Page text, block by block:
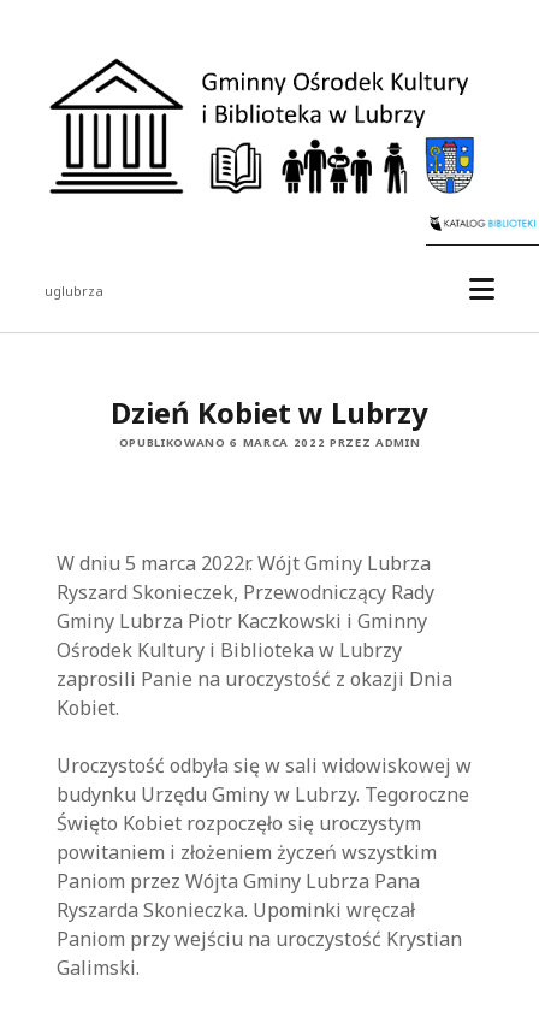
uglubrza
Dzień Kobiet w Lubrzy
OPUBLIKOWANO 6 MARCA 2022 PRZEZ ADMIN
W dniu 5 marca 2022r. Wójt Gminy Lubrza
Ryszard Skonieczek, Przewodniczący Rady
Gminy Lubrza Piotr Kaczkowski i Gminny
Ośrodek Kultury i Biblioteka w Lubrzy
zaprosili Panie na uroczystość z okazji Dnia
Kobiet.
Uroczystość odbyła się w sali widowiskowej w
budynku Urzędu Gminy w Lubrzy. Tegoroczne
Święto Kobiet rozpoczęło się uroczystym
powitaniem i złożeniem życzeń wszystkim
Paniom przez Wójta Gminy Lubrza Pana
Ryszarda Skonieczka. Upominki wręczał
Paniom przy wejściu na uroczystość Krystian
Galimski.